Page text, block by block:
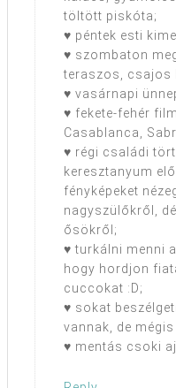
töltött piskóta;
♥ péntek esti
♥ szombaton
teraszos, csajos
♥ vasárnapi
♥ fekete-fehér
Casablanca,
♥ régi családi
keresztanyum
fényképeket
nagyszülőkről,
ősökről;
♥ turkálni menni
hogy hordjon
cuccokat :D;
♥ sokat
vannak, de mégis
♥ mentás csoki